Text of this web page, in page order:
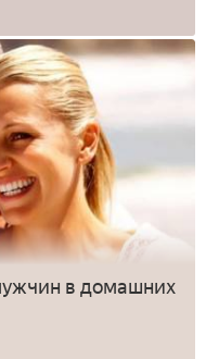
в домашних